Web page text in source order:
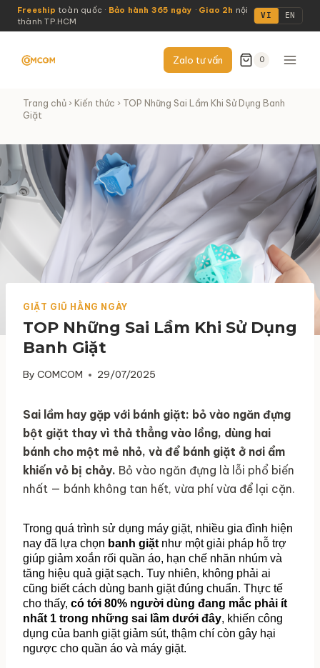
Skip
to
Freeship toàn quốc · Bảo hành 365 ngày · Giao 2h nội
thành TP.HCM
VI EN
Zalo tư vấn 0
Trang chủ ›Kiến thức › TOP Những Sai Lầm Khi Sử Dụng Banh
Giặt
GIẶT GIŨ HẰNG NGÀY
TOP Những Sai Lầm Khi Sử Dụng
Banh Giặt
By COMCOM 29/07/2025
Sai lầm hay gặp với bánh giặt: bỏ vào ngăn đựng
bột giặt thay vì thả thẳng vào lồng, dùng hai
bánh cho một mẻ nhỏ, và để bánh giặt ở nơi ẩm
khiến vỏ bị chảy. Bỏ vào ngăn đựng là lỗi phổ biến
nhất — bánh không tan hết, vừa phí vừa để lại cặn.
Trong quá trình sử dụng máy giặt, nhiều gia đình hiện
nay đã lựa chọn banh giặt như một giải pháp hỗ trợ
giúp giảm xoắn rối quần áo, hạn chế nhăn nhúm và
tăng hiệu quả giặt sạch. Tuy nhiên, không phải ai
cũng biết cách dùng banh giặt đúng chuẩn. Thực tế
cho thấy, có tới 80% người dùng đang mắc phải ít
nhất 1 trong những sai lầm dưới đây, khiến công
dụng của banh giặt giảm sút, thậm chí còn gây hại
ngược cho quần áo và máy giặt.